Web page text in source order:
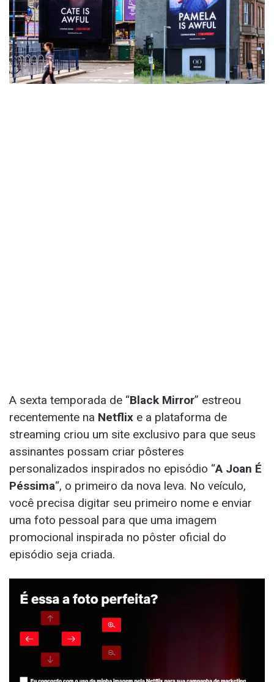
A sexta temporada de “Black Mirror” estreou
recentemente na Netflix e a plataforma de
streaming criou um site exclusivo para que seus
assinantes possam criar pôsteres
personalizados inspirados no episódio “A Joan É
Péssima“, o primeiro da nova leva. No veículo,
você precisa digitar seu primeiro nome e enviar
uma foto pessoal para que uma imagem
promocional inspirada no pôster oficial do
episódio seja criada.